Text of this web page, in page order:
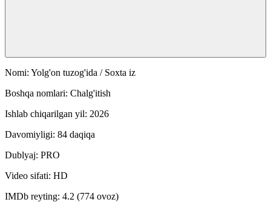
Nomi: Yolg'on tuzog'ida / Soxta iz
Boshqa nomlari: Chalg'itish
Ishlab chiqarilgan yil: 2026
Davomiyligi: 84 daqiqa
Dublyaj: PRO
Video sifati: HD
IMDb reyting: 4.2 (774 ovoz)